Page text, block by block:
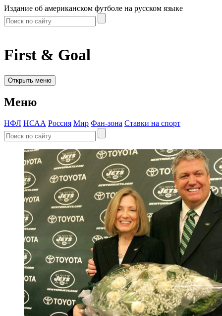
Издание об американском футболе на русском языке
First & Goal
Открыть меню
Меню
НФЛ НСАА Россия Мир Фан-зона Ставки на спорт